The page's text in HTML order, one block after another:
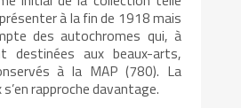
à la fin de 1918 mais
des autochromes qui, à
destinées aux beaux-arts,
à la MAP (780). La
rapproche davantage.